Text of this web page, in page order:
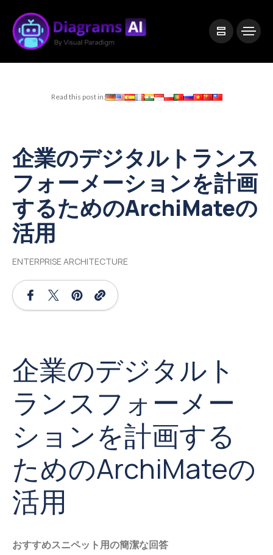
Read this post in:
企業のデジタルトランス
フォーメーションを計画
するためのArchiMateの
活用
ENTERPRISE ARCHITECTURE
企業のデジタルト
ランスフォーメー
ションを計画する
ためのArchiMateの
活用
おすすめスニペット用の簡潔な回答